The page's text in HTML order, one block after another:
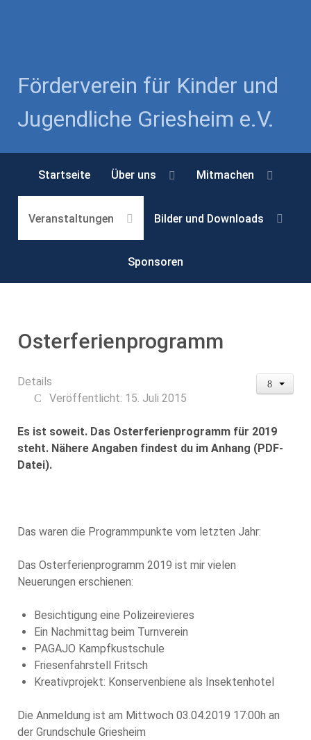
Förderverein für Kinder und
Jugendliche Griesheim e.V.
Startseite Über uns Mitmachen
Veranstaltungen Bilder und Downloads
Sponsoren
Osterferienprogramm
Details
Veröffentlicht: 15. Juli 2015
Es ist soweit. Das Osterferienprogramm für 2019
steht. Nähere Angaben findest du im Anhang (PDF-
Datei).
Das waren die Programmpunkte vom letzten Jahr:
Das Osterferienprogramm 2019 ist mir vielen
Neuerungen erschienen:
Besichtigung eine Polizeirevieres
Ein Nachmittag beim Turnverein
PAGAJO Kampfkustschule
Friesenfahrstell Fritsch
Kreativprojekt: Konservenbiene als Insektenhotel
Die Anmeldung ist am Mittwoch 03.04.2019 17:00h an
der Grundschule Griesheim